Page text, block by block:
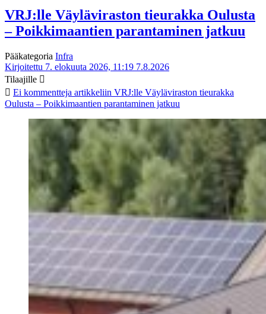
VRJ:lle Väyläviraston tieurakka Oulusta
– Poikkimaantien parantaminen jatkuu
Pääkategoria Infra
Kirjoitettu 7. elokuuta 2026, 11:19 7.8.2026
Tilaajille
Ei kommentteja artikkeliin VRJ:lle Väyläviraston tieurakka
Oulusta – Poikkimaantien parantaminen jatkuu